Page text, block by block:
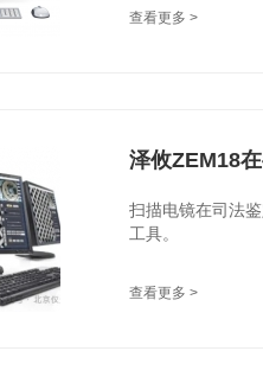
查看更多 >
泽攸ZEM18
扫描电镜在司法
工具。
查看更多 >